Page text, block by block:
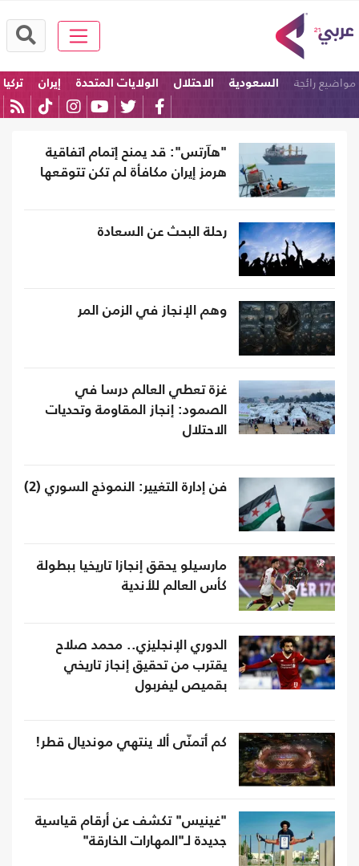
مواضيع رائجة السعودية الاحتلال الولايات المتحدة إيران
تركيا
"هآرتس": قد يمنح إتمام اتفاقية
هرمز إيران مكافأة لم تكن تتوقعها
رحلة البحث عن السعادة
وهم الإنجاز في الزمن المر
غزة تعطي العالم درسا في
الصمود: إنجاز المقاومة وتحديات
الاحتلال
فن إدارة التغيير: النموذج السوري (2)
مارسيلو يحقق إنجازا تاريخيا ببطولة
كأس العالم للأندية
الدوري الإنجليزي.. محمد صلاح
يقترب من تحقيق إنجاز تاريخي
بقميص ليفربول
كم أتمنّى ألا ينتهي مونديال قطر!
"غينيس" تكشف عن أرقام قياسية
جديدة لـ"المهارات الخارقة"